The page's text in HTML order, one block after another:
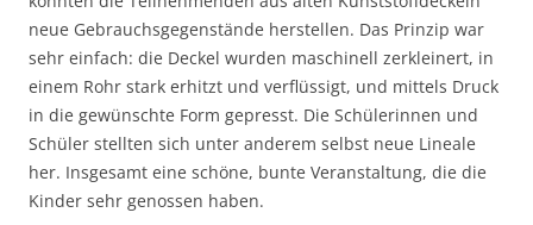
neue Gebrauchsgegenstände herstellen. Das Prinzip war
sehr einfach: die Deckel wurden maschinell zerkleinert, in
einem Rohr stark erhitzt und verflüssigt, und mittels Druck
in die gewünschte Form gepresst. Die Schülerinnen und
Schüler stellten sich unter anderem selbst neue Lineale
her. Insgesamt eine schöne, bunte Veranstaltung, die die
Kinder sehr genossen haben.